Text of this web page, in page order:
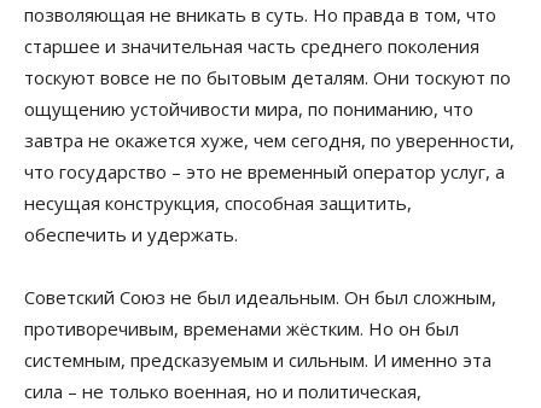
позволяющая не вникать в суть. Но правда в том, что
старшее и значительная часть среднего поколения
тоскуют вовсе не по бытовым деталям. Они тоскуют по
ощущению устойчивости мира, по пониманию, что
завтра не окажется хуже, чем сегодня, по уверенности,
что государство – это не временный оператор услуг, а
несущая конструкция, способная защитить,
обеспечить и удержать.
Советский Союз не был идеальным. Он был сложным,
противоречивым, временами жёстким. Но он был
системным, предсказуемым и сильным. И именно эта
сила – не только военная, но и политическая,